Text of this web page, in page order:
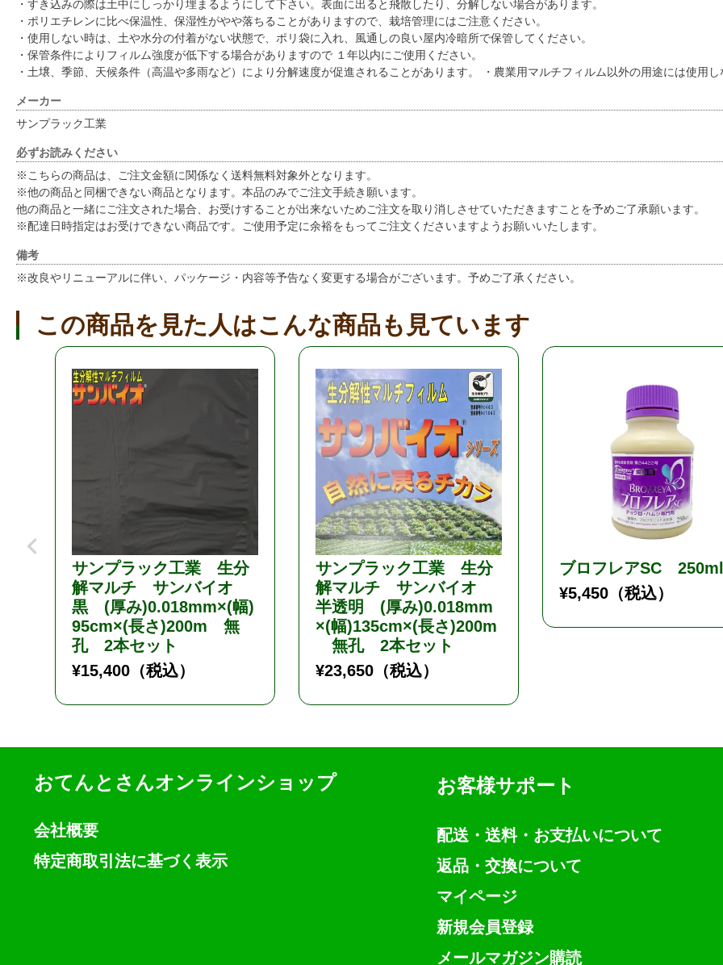
・すき込みの際は土中にしっかり埋まるようにして下さい。表面に出ると飛散したり、分解しない場合があります。
・ポリエチレンに比べ保温性、保湿性がやや落ちることがありますので、栽培管理にはご注意ください。
・使用しない時は、土や水分の付着がない状態で、ポリ袋に入れ、風通しの良い屋内冷暗所で保管してください。
・保管条件によりフィルム強度が低下する場合がありますので １年以内にご使用ください。
・土壌、季節、天候条件（高温や多雨など）により分解速度が促進されることがあります。 ・農業用マルチフィルム以外の用途には使用し
メーカー
サンプラック工業
必ずお読みください
※こちらの商品は、ご注文金額に関係なく送料無料対象外となります。
※他の商品と同梱できない商品となります。本品のみでご注文手続き願います。
他の商品と一緒にご注文された場合、お受けすることが出来ないためご注文を取り消しさせていただきますことを予めご了承願います。
※配達日時指定はお受けできない商品です。ご使用予定に余裕をもってご注文くださいますようお願いいたします。
備考
※改良やリニューアルに伴い、パッケージ・内容等予告なく変更する場合がございます。予めご了承ください。
この商品を見た人はこんな商品も見ています
サンプラック工業 生分
解マルチ サンバイオ
黒 (厚み)0.018mm×(幅)
95cm×(長さ)200m 無
孔 2本セット
¥15,400 （税込）
サンプラック工業 生分
解マルチ サンバイオ
半透明 (厚み)0.018mm
×(幅)135cm×(長さ)200m
無孔 2本セット
¥23,650 （税込）
ブロフレアSC 250ml
¥5,450 （税込）
おてんとさんオンラインショップ
会社概要
特定商取引法に基づく表示
お客様サポート
配送・送料・お支払いについて
返品・交換について
マイページ
新規会員登録
メールマガジン購読